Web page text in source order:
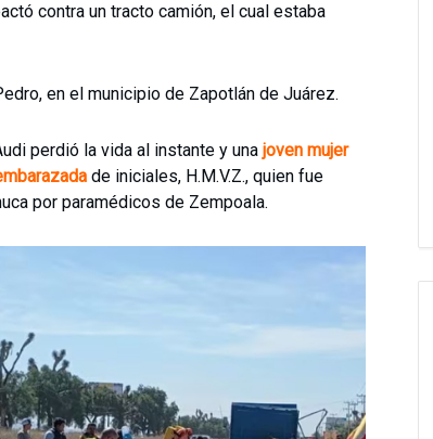
contra un tracto camión, el cual estaba
en el municipio de Zapotlán de Juárez.
perdió la vida al instante y una joven mujer
de iniciales, H.M.V.Z., quien fue
por paramédicos de Zempoala.